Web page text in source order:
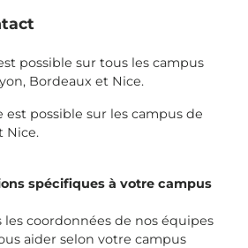
possible sur tous les campus
Bordeaux et Nice.
est possible sur les campus de
Nice.
spécifiques à votre campus
les coordonnées de nos équipes
aider selon votre campus